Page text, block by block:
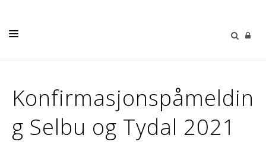
BARN
UNGDOM
VOKSNE
Konfirmasjonspåmeldin
g Selbu og Tydal 2021